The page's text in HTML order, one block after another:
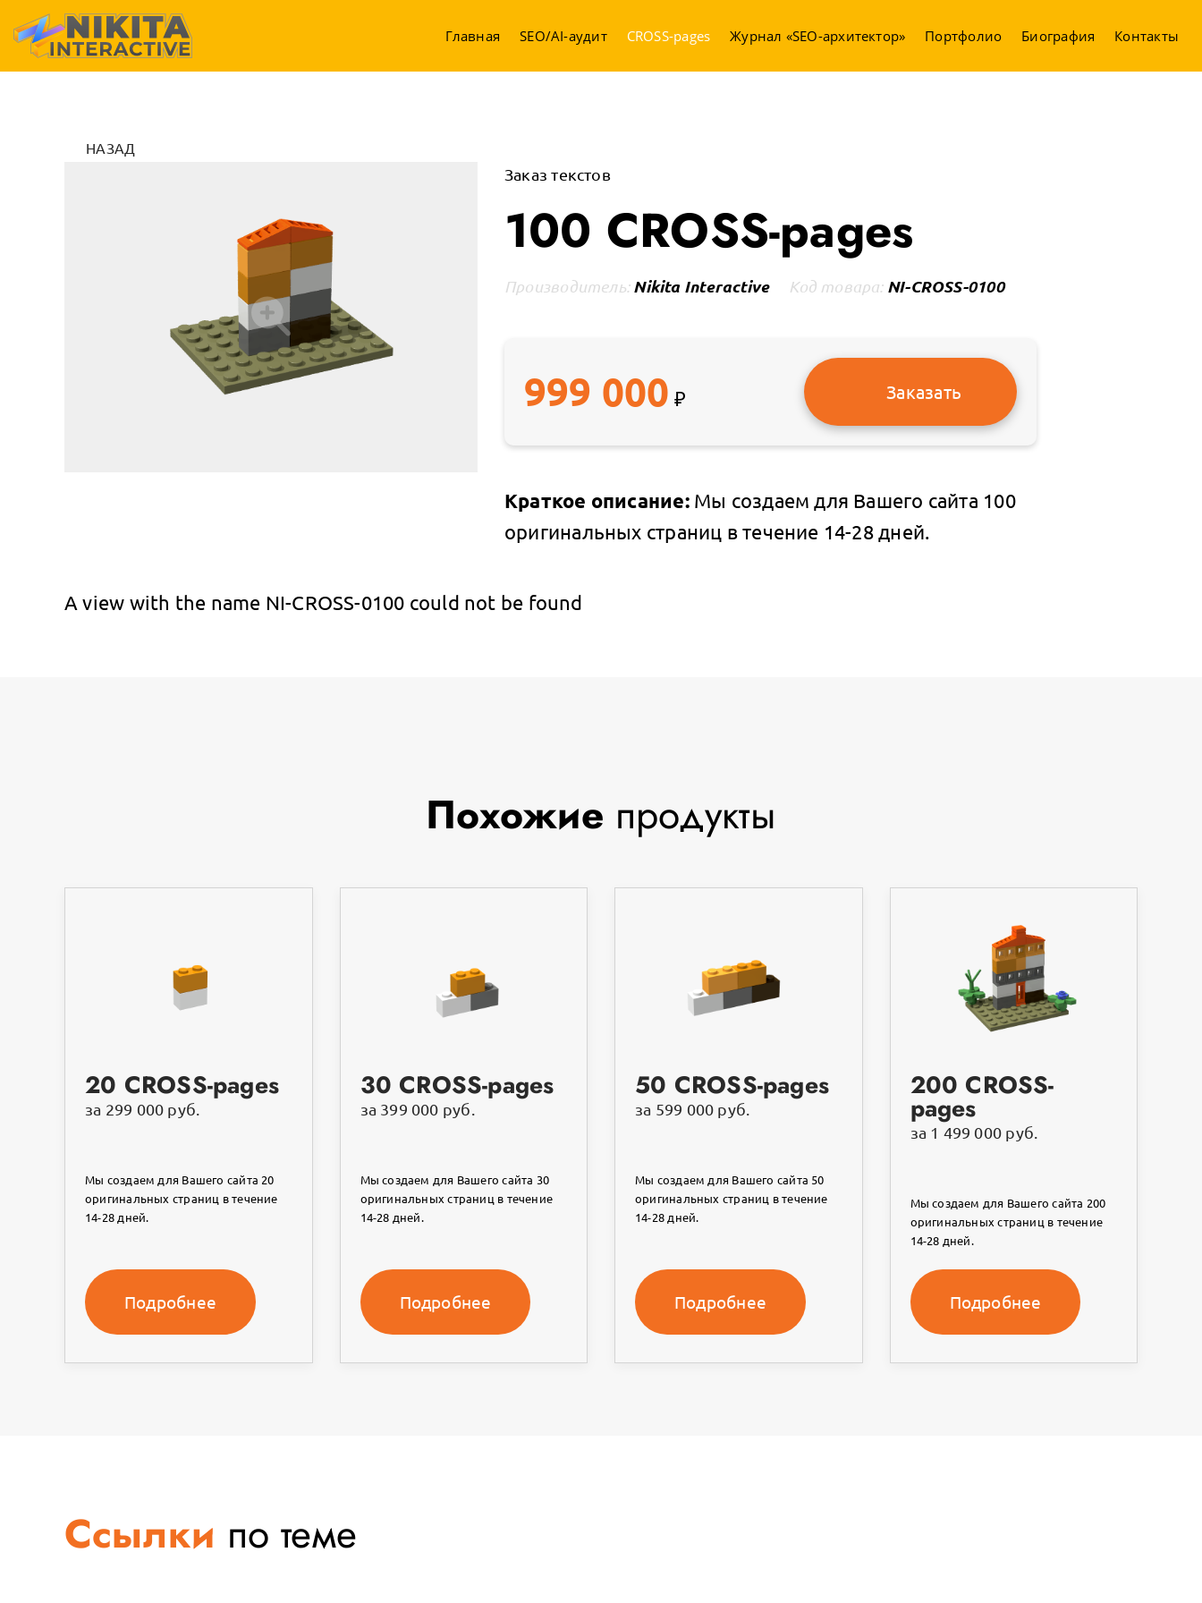
Главная SEO/AI-аудит CROSS-pages Журнал «SEO-архитектор» Портфолио Биография Контакты
НАЗАД
Заказ текстов
100 CROSS-pages
Производитель:Nikita Interactive Код товара: NI-CROSS-0100
999 000 ₽ Заказать
Краткое описание: Мы создаем для Вашего сайта 100
оригинальных страниц в течение 14-28 дней.
A view with the name NI-CROSS-0100 could not be found
Похожие продукты
20 CROSS-pages
за 299 000 руб.
Мы создаем для Вашего сайта 20
оригинальных страниц в течение
14-28 дней.
Подробнее
30 CROSS-pages
за 399 000 руб.
Мы создаем для Вашего сайта 30
оригинальных страниц в течение
14-28 дней.
Подробнее
50 CROSS-pages
за 599 000 руб.
Мы создаем для Вашего сайта 50
оригинальных страниц в течение
14-28 дней.
Подробнее
200 CROSS-
pages
за 1 499 000 руб.
Мы создаем для Вашего сайта 200
оригинальных страниц в течение
14-28 дней.
Подробнее
Ссылки по теме